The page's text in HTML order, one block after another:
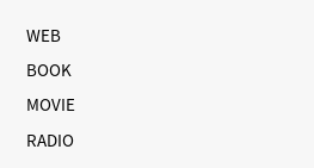
WEB
BOOK
MOVIE
RADIO